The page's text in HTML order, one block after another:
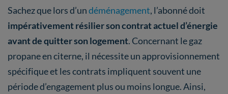
Sachez que lors d’undéménagement, l’abonné doit
impérativement résilier son contrat actuel d’énergie
avant de quitter son logement. Concernant le gaz
propane en citerne, il nécessite un approvisionnement
spécifique et les contrats impliquent souvent une
période d’engagement plus ou moins longue. Ainsi,